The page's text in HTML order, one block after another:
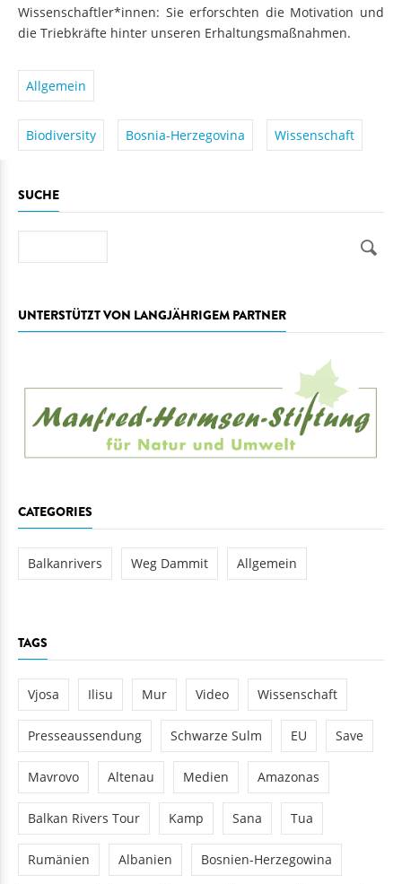
Wissenschaftler*innen: Sie erforschten die Motivation und
die Triebkräfte hinter unseren Erhaltungsmaßnahmen.
Allgemein
Biodiversity Bosnia-Herzegovina Wissenschaft
SUCHE
UNTERSTÜTZT VON LANGJÄHRIGEM PARTNER
CATEGORIES
Balkanrivers Weg Dammit Allgemein
TAGS
Vjosa Ilisu Mur Video Wissenschaft
Presseaussendung Schwarze Sulm EU Save
Mavrovo Altenau Medien Amazonas
Balkan Rivers Tour Kamp Sana Tua
Rumänien Albanien Bosnien-Herzegowina